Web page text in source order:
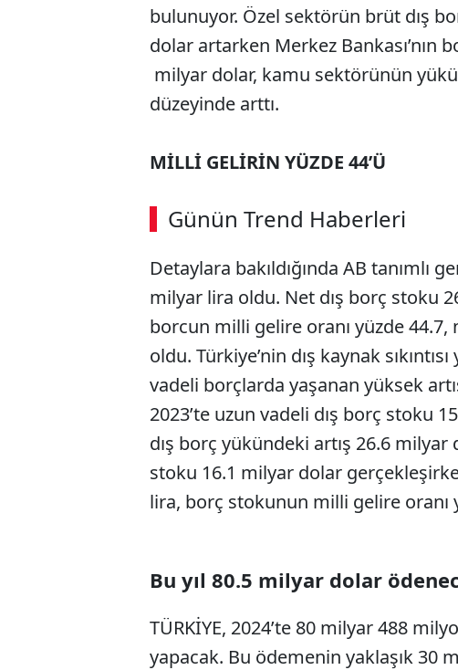
bulunuyor. Özel sektörün brüt dış
dolar artarken Merkez Bankası’nın
milyar dolar, kamu sektörünün
düzeyinde arttı.
MİLLİ GELİRİN YÜZDE 44’Ü
Günün Trend Haberleri
00:02 / 08:06
Detaylara bakıldığında AB tanımlı
milyar lira oldu. Net dış borç stoku
borcun milli gelire oranı yüzde 44.7,
oldu. Türkiye’nin dış kaynak
vadeli borçlarda yaşanan yüksek
2023’te uzun vadeli dış borç stoku
dış borç yükündeki artış 26.6
stoku 16.1 milyar dolar
lira, borç stokunun milli gelire oranı
Bu yıl 80.5 milyar dolar
TÜRKİYE, 2024’te 80 milyar 488
yapacak. Bu ödemenin yaklaşık 30